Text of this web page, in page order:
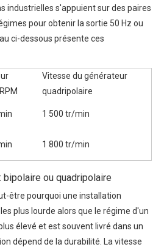
industrielles s'appuient sur des paires
pour obtenir la sortie 50 Hz ou
ci-dessous présente ces
Vitesse du générateur
quadripolaire
1 500 tr/min
1 800 tr/min
ou quadripolaire
être pourquoi une installation
plus lourde alors que le régime d'un
élevé et est souvent livré dans un
dépend de la durabilité. La vitesse